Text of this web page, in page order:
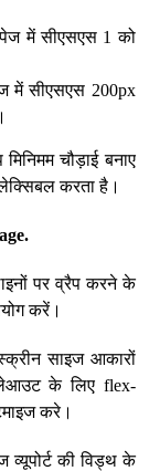
में सीएसएस 1 को
में सीएसएस 200px
चौड़ाई बनाए
करता है।
पर व्रैप करने के
करें।
साइज आकारों
लेआउट के लिए flex-
करे।
की विड्थ के